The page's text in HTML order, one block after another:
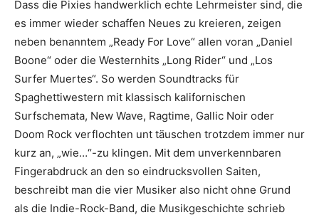
Dass die Pixies handwerklich echte Lehrmeister sind, die
es immer wieder schaffen Neues zu kreieren, zeigen
neben benanntem „Ready For Love“ allen voran „Daniel
Boone“ oder die Westernhits „Long Rider“ und „Los
Surfer Muertes“. So werden Soundtracks für
Spaghettiwestern mit klassisch kalifornischen
Surfschemata, New Wave, Ragtime, Gallic Noir oder
Doom Rock verflochten unt täuschen trotzdem immer nur
kurz an, „wie…“-zu klingen. Mit dem unverkennbaren
Fingerabdruck an den so eindrucksvollen Saiten,
beschreibt man die vier Musiker also nicht ohne Grund
als die Indie-Rock-Band, die Musikgeschichte schrieb